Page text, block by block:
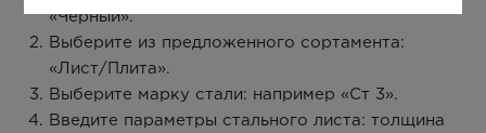
«Черный».
Выберите из предложенного сортамента:
«Лист/Плита».
Выберите марку стали: например «Ст 3».
Введите параметры стального листа: толщина